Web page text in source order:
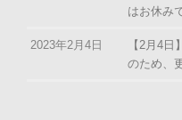
はお休み
2023年2月4日
【2月4
のため、